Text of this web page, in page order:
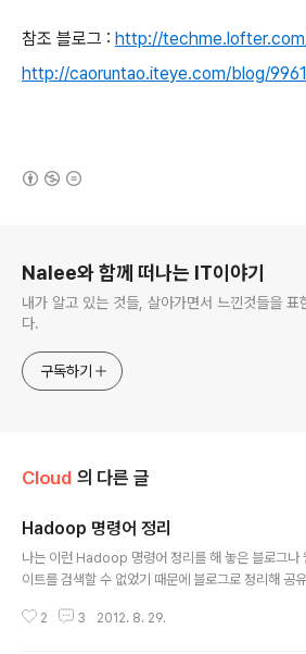
참조 블로그 : http://
http://caoruntao.iteye.com/blog/
Nalee와 함께 떠나는 IT이야기
내가 알고 있는 것들, 살아가면서 느낀것들을 표
다.
구독하기
Cloud 의 다른 글
Hadoop 명령어 정리
나는 이런 Hadoop 명령어 정리를 해 놓은 블로그나
이트를 검색할 수 없었기 때문에 블로그로 정리해 공
op을 공부하면서 왜 서버를 내렸다 올리면 HDFS가
2 3 2012. 8. 29.